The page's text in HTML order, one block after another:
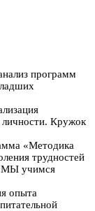
программ
личности. Кружок
«Методика
трудностей
учимся
опыта